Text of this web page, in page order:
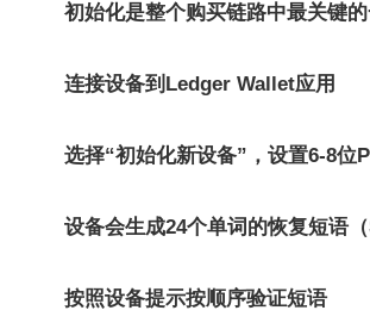
初始化是整个购买链路中最关键
连接设备到Ledger Wallet应用
选择“初始化新设备”，设置6-8位
设备会生成24个单词的恢复短语
按照设备提示按顺序验证短语